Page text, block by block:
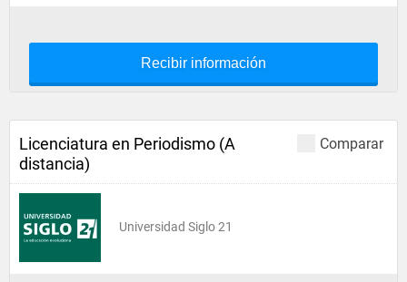
Recibir información
Comparar
Licenciatura en Periodismo (A
distancia)
Universidad Siglo 21